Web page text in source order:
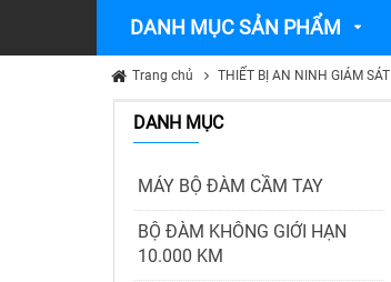
DANH MỤC SẢN PHẨM
Trang chủ THIẾT BỊ AN NINH GIÁM SÁT
DANH MỤC
MÁY BỘ ĐÀM CẦM TAY
BỘ ĐÀM KHÔNG GIỚI HẠN
10.000 KM